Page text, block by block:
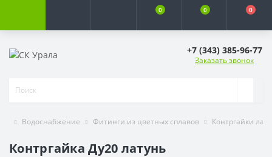
0 0 0
+7 (343) 385-96-77
Заказать звонок
Водоснабжение Фитинги из цветных сплавов Контргайки
Контргайка Ду20 латунь